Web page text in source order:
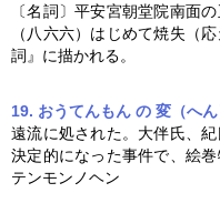
〔名詞〕平安宮朝堂院南面
（八六六）はじめて焼失（
詞 』に描かれる。
19. おうてんもん の 変（へん
遠流に処された。大伴氏、
決定的になった事件で、絵
テンモンノヘン